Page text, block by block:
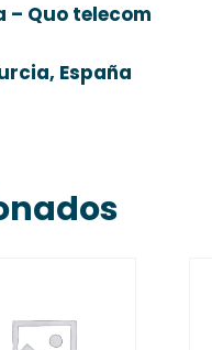
– Quo telecom
España